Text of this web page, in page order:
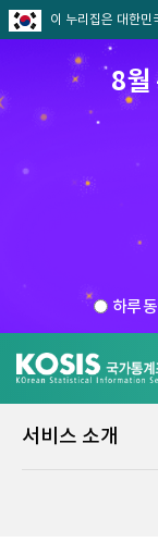
이 누리집은 대한민
8월
하루
서비스 소개